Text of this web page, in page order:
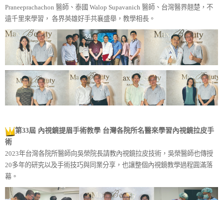
Praneeprachachon 醫師、泰國 Walop Supavanich 醫師、台灣醫界翹楚，不
遠千里來學習， 各界英雄好手共襄盛舉，教學相長。
第33屆 內視鏡提眉手術教學 台灣各院所名醫來學習內視鏡拉皮手
術
2023年台灣各院所醫師向吳榮院長請教內視鏡拉皮技術，吳榮醫師也傳授
20多年的研究以及手術技巧與同業分享，也讓整個內視鏡教學過程圓滿落
幕。